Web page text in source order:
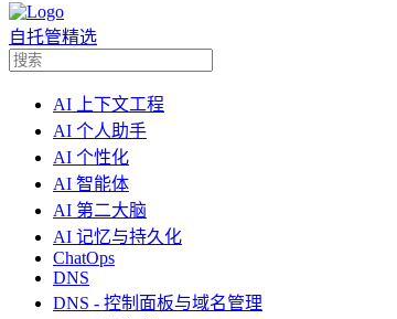
自托管精选
AI 上下文工程
AI 个人助手
AI 个性化
AI 智能体
AI 第二大脑
AI 记忆与持久化
ChatOps
DNS
DNS - 控制面板与域名管理